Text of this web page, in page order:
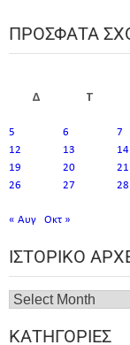
ΠΡΌΣΦΑΤΑ
Δ
Τ
5 6 7
12 13 14
19 20 21
26 27 28
« Αυγ Οκτ »
ΙΣΤΟΡΙΚΌ
ΚΑΤΗΓΟΡΊΕΣ